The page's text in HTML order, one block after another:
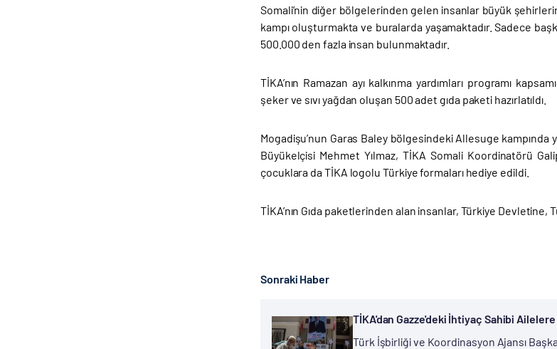
Somali’nin diğer bölgelerinden gelen insanlar büyük
kampı oluşturmakta ve buralarda yaşamaktadır. Sadece
500.000 den fazla insan bulunmaktadır.
TİKA’nın Ramazan ayı kalkınma yardımları programı
şeker ve sıvı yağdan oluşan 500 adet gıda paketi hazırlatıldı.
Mogadişu’nun Garas Baley bölgesindeki Allesuge
Büyükelçisi Mehmet Yılmaz, TİKA Somali Koordinatörü
çocuklara da TİKA logolu Türkiye formaları hediye edildi.
TİKA’nın Gıda paketlerinden alan insanlar, Türkiye Devletine,
Sonraki Haber
TİKA'dan Gazze'deki İhtiyaç Sahibi Ailelere
Türk İşbirliği ve Koordinasyon Ajansı